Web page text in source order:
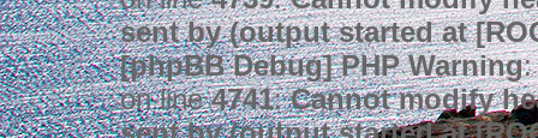
sent by (output started at
[phpBB Debug] PHP Warning:
on line4741:Cannot modify